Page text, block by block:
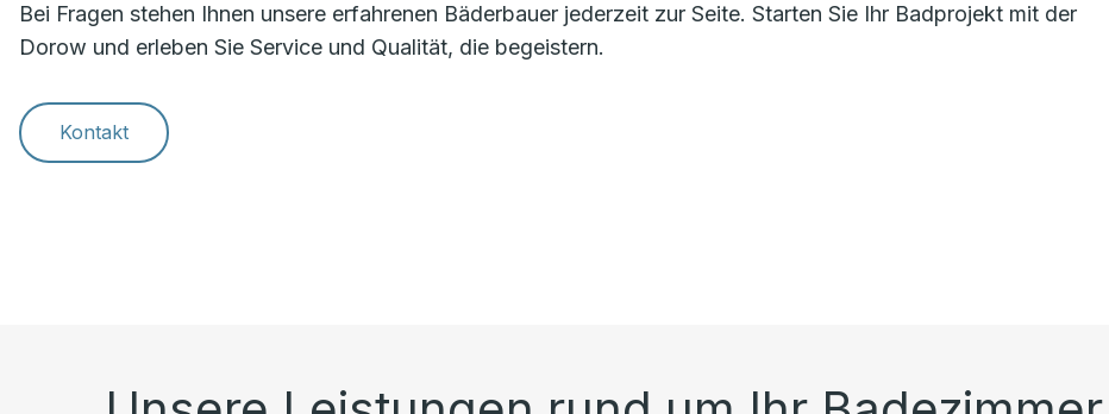
Bei Fragen stehen Ihnen unsere erfahrenen Bäderbauer jederzeit zur Seite. Starten Sie Ihr Badprojekt mit der
Dorow und erleben Sie Service und Qualität, die begeistern.
Kontakt